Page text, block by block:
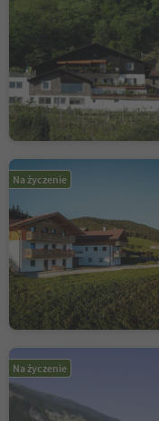
Na życzenie
Na życzenie